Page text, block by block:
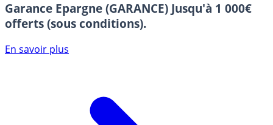
Garance Epargne (GARANCE) Jusqu'à 1 000€
offerts (sous conditions).
En savoir plus